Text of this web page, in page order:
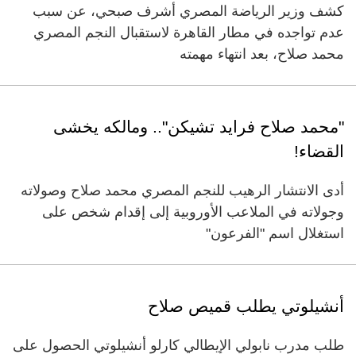
كشف وزير الرياضة المصري أشرف صبحي، عن سبب
عدم تواجده في مطار القاهرة لاستقبال النجم المصري
محمد صلاح، بعد انتهاء مهمته
"محمد صلاح فرايد تشيكن".. ومالكه يخشى
القضاء!
أدى الانتشار الرهيب للنجم المصري محمد صلاح وصولاته
وجولاته في الملاعب الأوروبية إلى إقدام شخص على
استغلال اسم "الفرعون"
أنشيلوتي يطلب قميص صلاح
طلب مدرب نابولي الإيطالي كارلو أنشيلوتي الحصول على